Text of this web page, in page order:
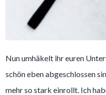
Nun umhäkelt ihr euren
schön eben abgeschlossen
mehr so stark einrollt. Ich